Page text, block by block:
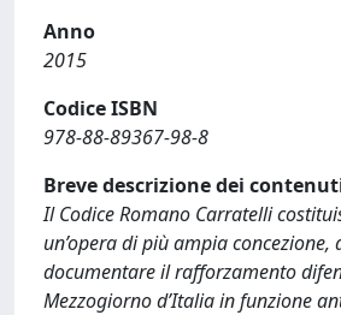
Anno
2015
Codice ISBN
978-88-89367-98-8
Breve descrizione dei
Il Codice Romano Carratelli
un’opera di più ampia concezione,
documentare il rafforzamento
Mezzogiorno d’Italia in funzione